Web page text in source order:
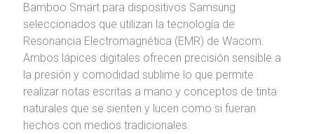
Bamboo Smart para dispositivos Samsung
seleccionados que utilizan la tecnología de
Resonancia Electromagnética (EMR) de Wacom.
Ambos lápices digitales ofrecen precisión sensible a
la presión y comodidad sublime lo que permite
realizar notas escritas a mano y conceptos de tinta
naturales que se sienten y lucen como si fueran
hechos con medios tradicionales.